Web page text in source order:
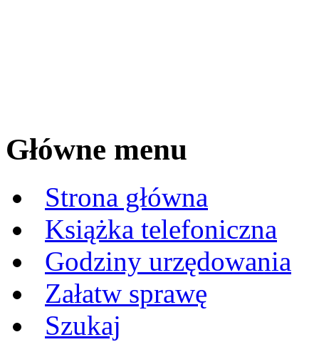
Główne menu
Strona główna
Książka telefoniczna
Godziny urzędowania
Załatw sprawę
Szukaj